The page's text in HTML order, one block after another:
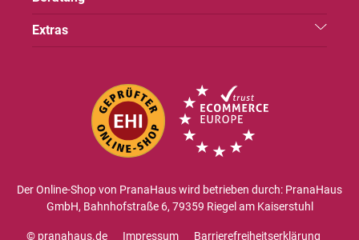
Extras
Der Online-Shop von PranaHaus wird betrieben durch: PranaHaus
GmbH, Bahnhofstraße 6, 79359 Riegel am Kaiserstuhl
© pranahaus.de Impressum Barrierefreiheitserklärung